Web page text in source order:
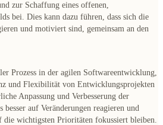
zur Schaffung eines offenen,
bei. Dies kann dazu führen, dass sich die
und motiviert sind, gemeinsam an den
Prozess in der agilen Softwareentwicklung,
und Flexibilität von Entwicklungsprojekten
Anpassung und Verbesserung der
auf Veränderungen reagieren und
die wichtigsten Prioritäten fokussiert bleiben.